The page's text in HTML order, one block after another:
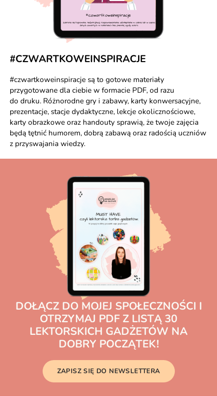
#CZWARTKOWEINSPIRACJE
#czwartkoweinspiracje są to gotowe materiały
przygotowane dla ciebie w formacie PDF, od razu
do druku. Różnorodne gry i zabawy, karty konwersacyjne,
prezentacje, stacje dydaktyczne, lekcje okolicznościowe,
karty obrazkowe oraz handouty sprawią, że twoje zajęcia
będą tętnić humorem, dobrą zabawą oraz radością uczniów
z przyswajania wiedzy.
DOŁĄCZ DO MOJEJ SPOŁECZNOŚCI I
OTRZYMAJ PDF Z LISTĄ 30
LEKTORSKICH GADŻETÓW NA
DOBRY POCZĄTEK!
ZAPISZ SIĘ DO NEWSLETTERA